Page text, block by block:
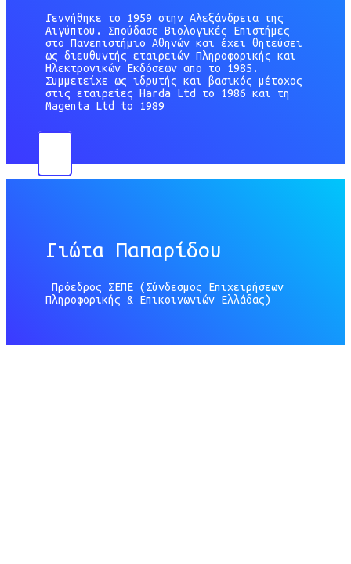
Γεννήθηκε το 1959 στην Αλεξάνδρεια της
Αιγύπτου. Σπούδασε Βιολογικές Επιστήμες
στο Πανεπιστήμιο Αθηνών και έχει θητεύσει
ως διευθυντής εταιρειών Πληροφορικής και
Ηλεκτρονικών Εκδόσεων απο το 1985.
Συμμετείχε ως ιδρυτής και βασικός μέτοχος
στις εταιρείες Harda Ltd το 1986 και τη
Magenta Ltd to 1989
Γιώτα Παπαρίδου
Πρόεδρος
ΣΕΠΕ (Σύνδεσμος Επιχειρήσεων
Πληροφορικής & Επικοινωνιών Ελλάδας)